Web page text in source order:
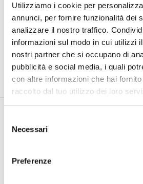
Utilizziamo i cookie per
annunci, per fornire funzionalità dei
analizzare il nostro traffico.
informazioni sul modo in cui utilizzi
nostri partner che si occupano di
pubblicità e social media, i quali
con altre informazioni che hai
raccolto dal tuo utilizzo dei loro
delNecessari
Preferenze
COD:BC2270
Categorie:Orecchini,Orecchini Diamanti
Condividi: